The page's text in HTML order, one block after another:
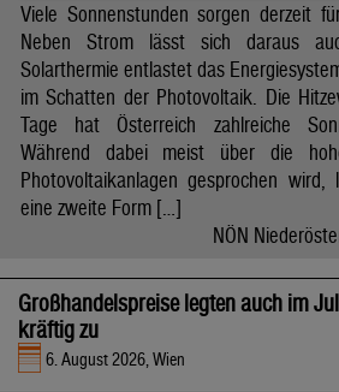
Viele Sonnenstunden sorgen derzeit
Neben Strom lässt sich daraus
Solarthermie entlastet das
im Schatten der Photovoltaik. Die
Tage hat Österreich zahlreiche
Während dabei meist über die
Photovoltaikanlagen gesprochen
eine zweite Form […]
NÖN
Großhandelspreise legten auch im
kräftig zu
6. August 2026, Wien